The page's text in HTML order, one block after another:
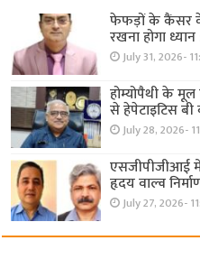
फेफड़ों के कैंसर के
रखना होगा
July 31, 2026-
होम्योपैथी के मूल
से हेपेटाइटिस
July 28, 2026-
एसजीपीजीआई
हृदय वाल्व
July 27, 2026-